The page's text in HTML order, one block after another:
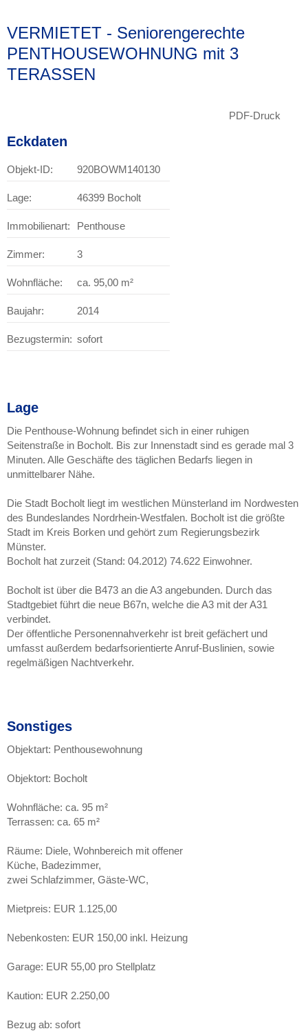
VERMIETET - Seniorengerechte
PENTHOUSEWOHNUNG mit 3
TERASSEN
PDF-Druck
Eckdaten
Objekt-ID: 920BOWM140130
Lage: 46399 Bocholt
Immobilienart: Penthouse
Zimmer: 3
Wohnfläche: ca. 95,00 m²
Baujahr: 2014
Bezugstermin: sofort
Lage
Die Penthouse-Wohnung befindet sich in einer ruhigen
Seitenstraße in Bocholt. Bis zur Innenstadt sind es gerade mal 3
Minuten. Alle Geschäfte des täglichen Bedarfs liegen in
unmittelbarer Nähe.
Die Stadt Bocholt liegt im westlichen Münsterland im Nordwesten
des Bundeslandes Nordrhein-Westfalen. Bocholt ist die größte
Stadt im Kreis Borken und gehört zum Regierungsbezirk
Münster.
Bocholt hat zurzeit (Stand: 04.2012) 74.622 Einwohner.
Bocholt ist über die B473 an die A3 angebunden. Durch das
Stadtgebiet führt die neue B67n, welche die A3 mit der A31
verbindet.
Der öffentliche Personennahverkehr ist breit gefächert und
umfasst außerdem bedarfsorientierte Anruf-Buslinien, sowie
regelmäßigen Nachtverkehr.
Sonstiges
Objektart: Penthousewohnung
Objektort: Bocholt
Wohnfläche: ca. 95 m²
Terrassen: ca. 65 m²
Räume: Diele, Wohnbereich mit offener
Küche, Badezimmer,
zwei Schlafzimmer, Gäste-WC,
Mietpreis: EUR 1.125,00
Nebenkosten: EUR 150,00 inkl. Heizung
Garage: EUR 55,00 pro Stellplatz
Kaution: EUR 2.250,00
Bezug ab: sofort